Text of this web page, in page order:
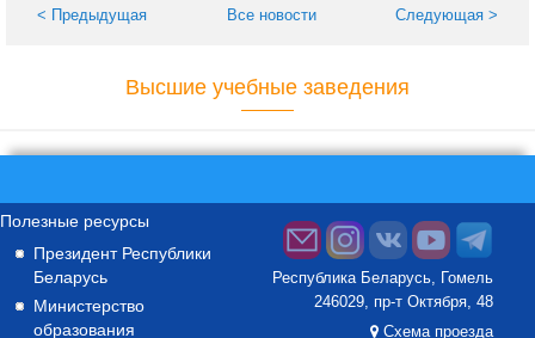
< Предыдущая Все новости Следующая >
Высшие учебные заведения
Полезные ресурсы
Президент Республики
Беларусь
Министерство
образования
Республика Беларусь, Гомель
246029, пр-т Октября, 48
Схема проезда